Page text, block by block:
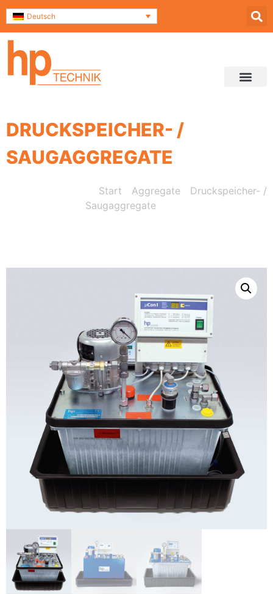
Deutsch
DRUCKSPEICHER- /
SAUGAGGREGATE
Start Aggregate
Druckspeicher- /
Saugaggregate